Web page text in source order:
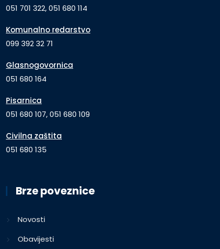
051 701 322, 051 680 114
Komunalno redarstvo
099 392 32 71
Glasnogovornica
051 680 164
Pisarnica
051 680 107, 051 680 109
Civilna zaštita
051 680 135
Brze poveznice
Novosti
Obavijesti